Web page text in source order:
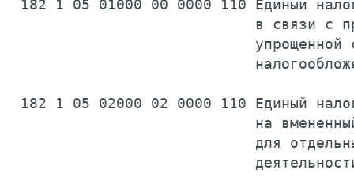
182 1 05 01000 00 0000 110 Единый
в связи с
упрощенной
182 1 05 02000 02 0000 110 Единый
на
для